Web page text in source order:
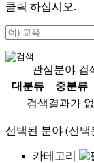
클릭 하십시오.
관심분야 검
대분류
중분류
검색결과가
선택된 분야 (선
카테고리